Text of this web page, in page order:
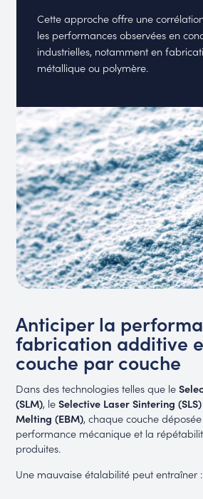
Cette approche offre une
les performances observées en
industrielles, notamment en
métallique ou polymère.
Anticiper la
fabrication additive
couche par couche
Dans des technologies telles que le
(SLM), leSelective Laser Sintering (SLS)
Melting (EBM), chaque couche
performance mécanique et la
produites.
Une mauvaise étalabilité peut entraîner :